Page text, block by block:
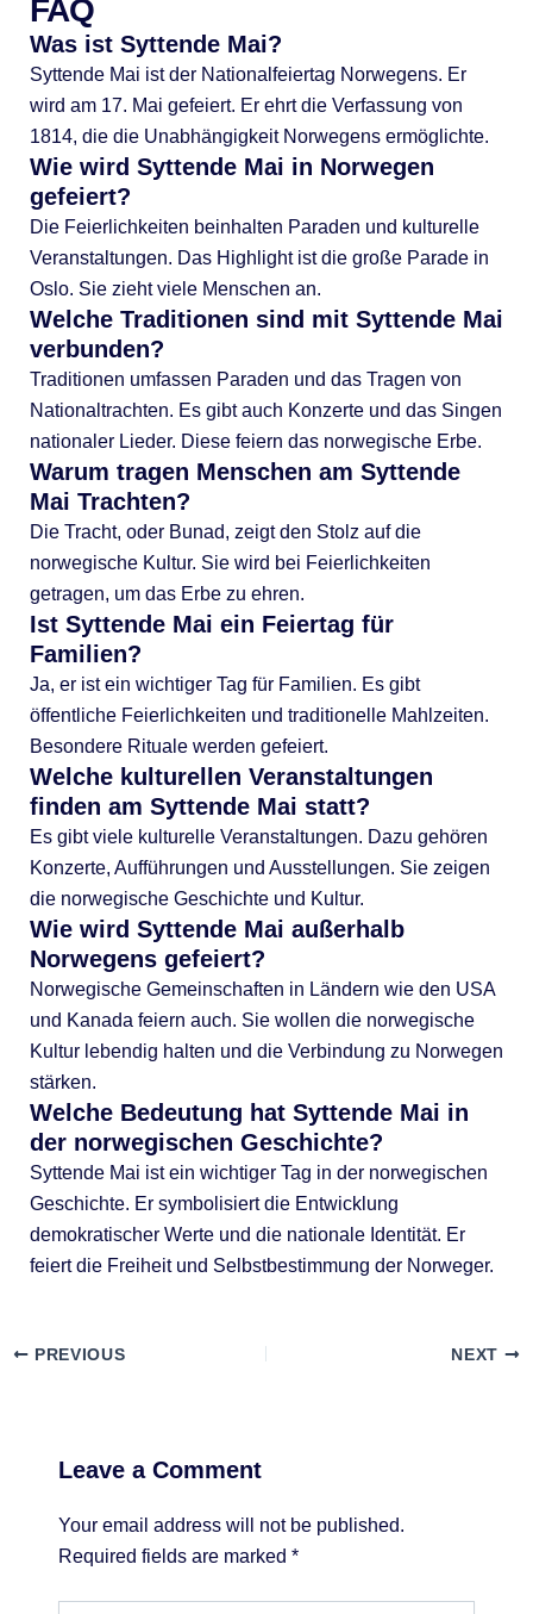
FAQ
Was ist Syttende Mai?
Syttende Mai ist der Nationalfeiertag Norwegens. Er
wird am 17. Mai gefeiert. Er ehrt die Verfassung von
1814, die die Unabhängigkeit Norwegens ermöglichte.
Wie wird Syttende Mai in Norwegen
gefeiert?
Die Feierlichkeiten beinhalten Paraden und kulturelle
Veranstaltungen. Das Highlight ist die große Parade in
Oslo. Sie zieht viele Menschen an.
Welche Traditionen sind mit Syttende Mai
verbunden?
Traditionen umfassen Paraden und das Tragen von
Nationaltrachten. Es gibt auch Konzerte und das Singen
nationaler Lieder. Diese feiern das norwegische Erbe.
Warum tragen Menschen am Syttende
Mai Trachten?
Die Tracht, oder Bunad, zeigt den Stolz auf die
norwegische Kultur. Sie wird bei Feierlichkeiten
getragen, um das Erbe zu ehren.
Ist Syttende Mai ein Feiertag für
Familien?
Ja, er ist ein wichtiger Tag für Familien. Es gibt
öffentliche Feierlichkeiten und traditionelle Mahlzeiten.
Besondere Rituale werden gefeiert.
Welche kulturellen Veranstaltungen
finden am Syttende Mai statt?
Es gibt viele kulturelle Veranstaltungen. Dazu gehören
Konzerte, Aufführungen und Ausstellungen. Sie zeigen
die norwegische Geschichte und Kultur.
Wie wird Syttende Mai außerhalb
Norwegens gefeiert?
Norwegische Gemeinschaften in Ländern wie den USA
und Kanada feiern auch. Sie wollen die norwegische
Kultur lebendig halten und die Verbindung zu Norwegen
stärken.
Welche Bedeutung hat Syttende Mai in
der norwegischen Geschichte?
Syttende Mai ist ein wichtiger Tag in der norwegischen
Geschichte. Er symbolisiert die Entwicklung
demokratischer Werte und die nationale Identität. Er
feiert die Freiheit und Selbstbestimmung der Norweger.
PREVIOUS NEXT
Leave a Comment
Your email address will not be published.
Required fields are marked *